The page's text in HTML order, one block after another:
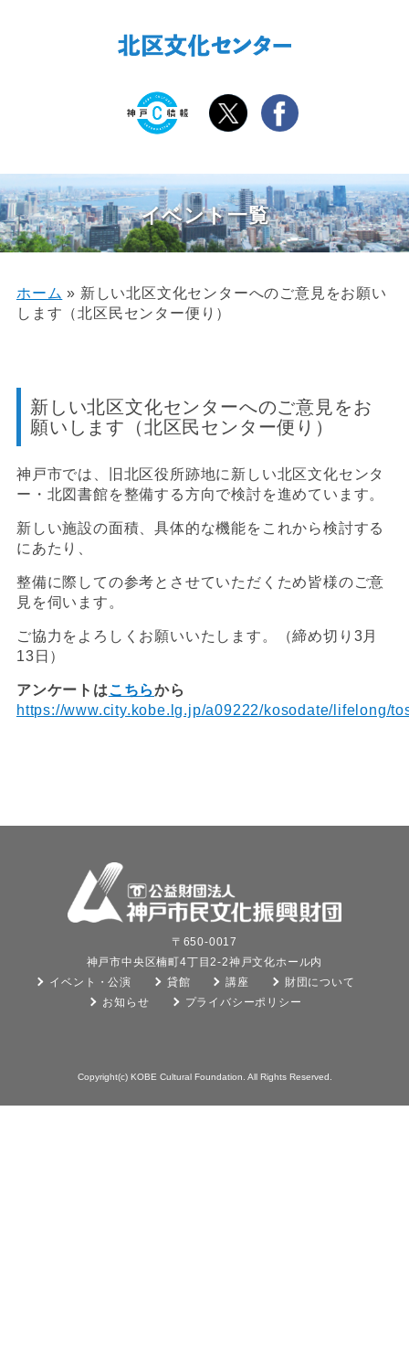
イベント一覧
ホーム » 新しい北区文化センターへのご意見をお願い
します（北区民センター便り）
新しい北区文化センターへのご意見をお
願いします（北区民センター便り）
神戸市では、旧北区役所跡地に新しい北区文化センタ
ー・北図書館を整備する方向で検討を進めています。
新しい施設の面積、具体的な機能をこれから検討する
にあたり、
整備に際しての参考とさせていただくため皆様のご意
見を伺います。
ご協力をよろしくお願いいたします。（締め切り3月
13日）
アンケートはこちらから
https://www.city.kobe.lg.jp/a09222/kosodate/lifelong/
〒650-0017
神戸市中央区楠町4丁目2-2神戸文化ホール内
イベント・公演
貸館 講座
財団について
お知らせ
プライバシーポリシー
Copyright(c) KOBE Cultural Foundation. All Rights Reserved.